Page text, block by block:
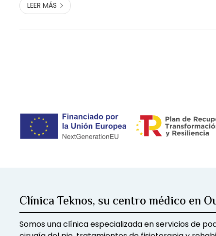
LEER MÁS
Clínica Teknos, su centro médico en
Somos una clínica especializada en servicios de